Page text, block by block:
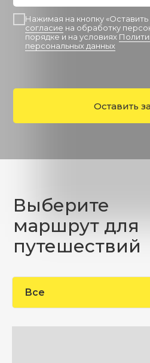
Нажимая на кнопку «Оставить
согласие на обработку
порядке и на условиях
персональных данных
Оставить
Выберите
маршрут для
путешествий